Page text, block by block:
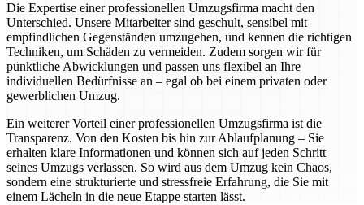
Die Expertise einer professionellen Umzugsfirma macht den
Unterschied. Unsere Mitarbeiter sind geschult, sensibel mit
empfindlichen Gegenständen umzugehen, und kennen die richtigen
Techniken, um Schäden zu vermeiden. Zudem sorgen wir für
pünktliche Abwicklungen und passen uns flexibel an Ihre
individuellen Bedürfnisse an – egal ob bei einem privaten oder
gewerblichen Umzug.
Ein weiterer Vorteil einer professionellen Umzugsfirma ist die
Transparenz. Von den Kosten bis hin zur Ablaufplanung – Sie
erhalten klare Informationen und können sich auf jeden Schritt
seines Umzugs verlassen. So wird aus dem Umzug kein Chaos,
sondern eine strukturierte und stressfreie Erfahrung, die Sie mit
einem Lächeln in die neue Etappe starten lässt.